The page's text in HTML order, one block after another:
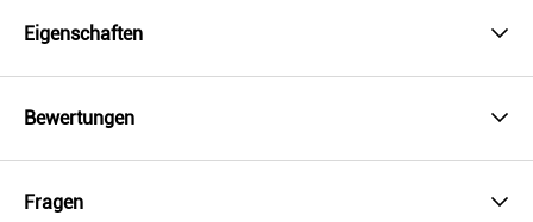
Eigenschaften
Bewertungen
Fragen